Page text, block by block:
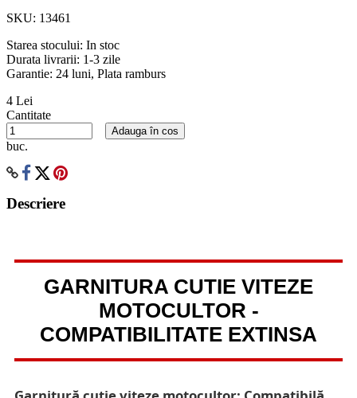
SKU: 13461
Starea stocului: In stoc
Durata livrarii: 1-3 zile
Garantie: 24 luni, Plata ramburs
4 Lei
Cantitate
buc.
Adauga în cos
Descriere
GARNITURA CUTIE VITEZE
MOTOCULTOR -
COMPATIBILITATE EXTINSA